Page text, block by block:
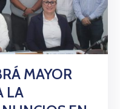
MAYOR
LA